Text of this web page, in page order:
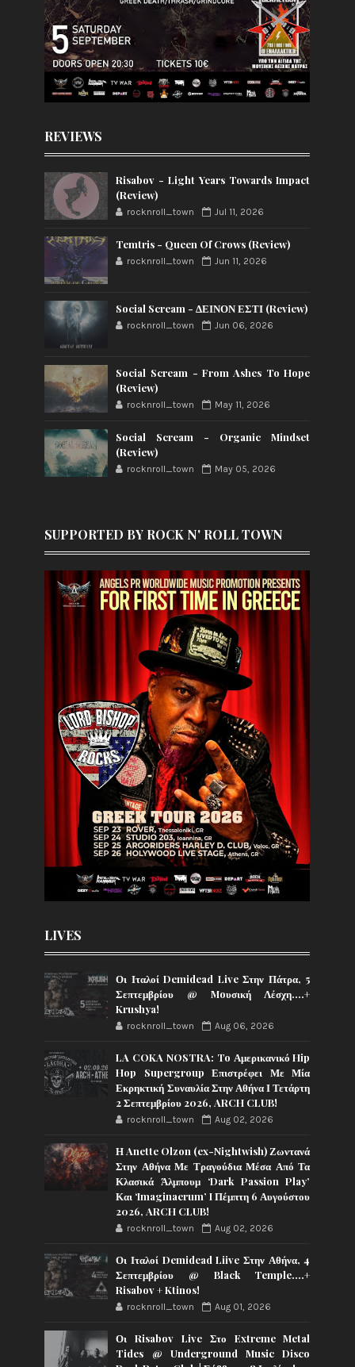
REVIEWS
Risabov - Light Years Towards Impact
(Review)
rocknroll_town Jul 11, 2026
Temtris - Queen Of Crows (Review)
rocknroll_town Jun 11, 2026
Social Scream - ΔΕΙΝΟΝ ΕΣΤΙ (Review)
rocknroll_town Jun 06, 2026
Social Scream - From Ashes To Hope
(Review)
rocknroll_town May 11, 2026
Social Scream - Organic Mindset
(Review)
rocknroll_town May 05, 2026
SUPPORTED BY ROCK N' ROLL TOWN
LIVES
Οι Ιταλοί Demidead Live Στην Πάτρα, 5
Σεπτεμβρίου @ Moυσική Λέσχη….+
Krushya!
rocknroll_town Aug 06, 2026
LA COKA NOSTRA: To Αμερικανικό Hip
Hop Supergroup Επιστρέφει Με Μία
Εκρηκτική Συναυλία Στην Αθήνα Ι Τετάρτη
2 Σεπτεμβρίου 2026, ARCH CLUB!
rocknroll_town Aug 02, 2026
Η Anette Olzon (ex-Nightwish) Ζωντανά
Στην Αθήνα Με Τραγούδια Μέσα Από Τα
Κλασικά Άλμπουμ ‘Dark Passion Play’
Και ‘Imaginaerum’ I Πέμπτη 6 Αυγούστου
2026, ARCH CLUB!
rocknroll_town Aug 02, 2026
Οι Ιταλοί Demidead Liive Στην Αθήνα, 4
Σεπτεμβρίου @ Black Temple….+
Risabov + Ktinos!
rocknroll_town Aug 01, 2026
Οι Risabov Live Στο Extreme Metal
Tides @ Underground Music Disco